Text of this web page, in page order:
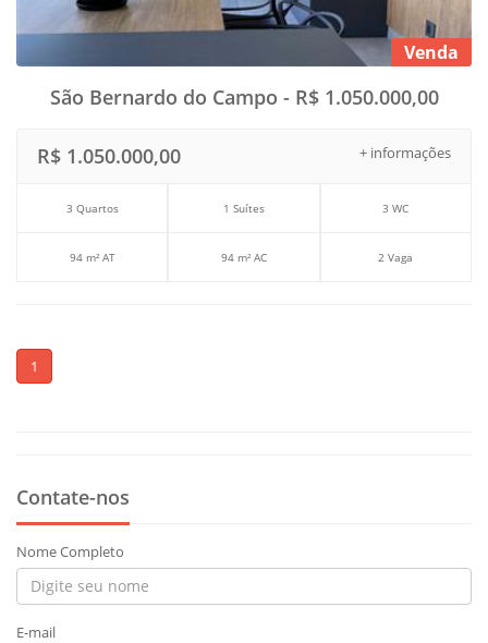
Venda
São Bernardo do Campo - R$ 1.050.000,00
+ informações
R$ 1.050.000,00
3 Quartos 1 Suítes 3 WC
94 m² AT 94 m² AC 2 Vaga
1
Contate-nos
Nome Completo
E-mail